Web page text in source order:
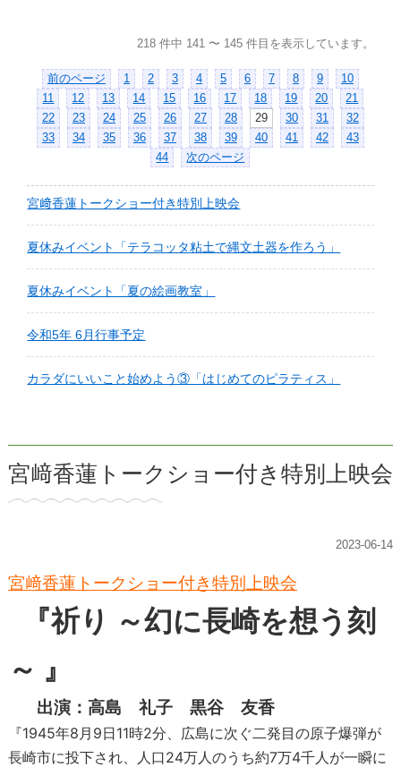
218 件中 141 〜 145 件目を表示しています。
前のページ 1 2 3 4 5 6 7 8 9
10
11
12 13 14 15 16 17 18 19 20
21
22
23 24 25 26 27 28 29 30 31
32
33
34 35 36 37 38 39 40 41 42
43
44
次のページ
宮﨑香蓮トークショー付き特別上映会
夏休みイベント「テラコッタ粘土で縄文土器を作ろう」
夏休みイベント「夏の絵画教室」
令和5年 6月行事予定
カラダにいいこと始めよう③「はじめてのピラティス」
宮﨑香蓮トークショー付き特別上映会
2023-06-14
宮﨑香蓮トークショー付き特別上映会
『祈り ～幻に長崎を想う刻
～ 』
出演：高島 礼子 黒谷 友香
『1945年8月9日11時2分、広島に次ぐ二発目の原子爆弾が
長崎市に投下され、人口24万人のうち約7万4千人が一瞬に